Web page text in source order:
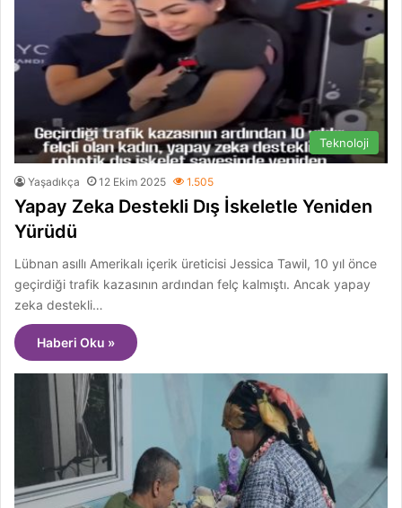
Teknoloji
Yaşadıkça 12 Ekim 2025 1.505
Yapay Zeka Destekli Dış İskeletle Yeniden
Yürüdü
Lübnan asıllı Amerikalı içerik üreticisi Jessica Tawil, 10 yıl önce
geçirdiği trafik kazasının ardından felç kalmıştı. Ancak yapay
zeka destekli…
Haberi Oku »